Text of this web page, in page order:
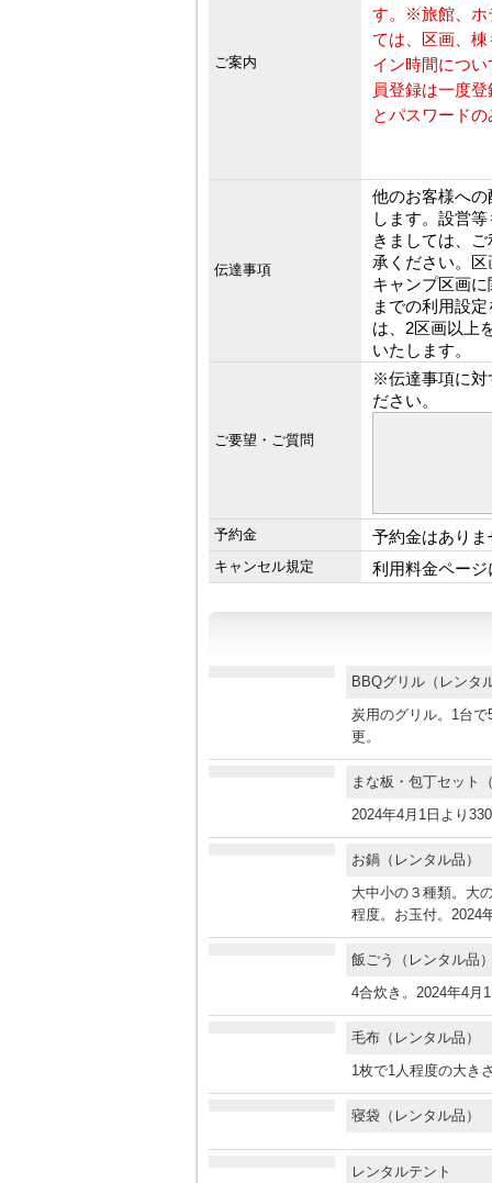
ご案内
す。※旅館、ホ
ては、区画、
イン時間につ
員登録は一度
とパスワード
伝達事項
他のお客様へ
します。設営
きましては、
承ください。
キャンプ区画
までの利用設
は、2区画以上
いたします。
ご要望・ご質問
※伝達事項に対
ださい。
予約金 予約金はありま
キャンセル規定 利用料金ペー
BBQグリル（レン
炭用のグリル。1台
更。
まな板・包丁セッ
2024年4月1日より
お鍋（レンタル品
大中小の３種類。大
程度。お玉付。2024
飯ごう（レンタル
4合炊き。2024年4月
毛布（レンタル品
1枚で1人程度の大き
寝袋（レンタル品
レンタルテント